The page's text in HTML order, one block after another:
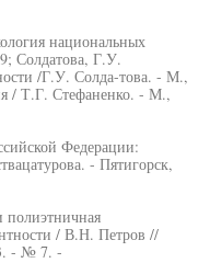
национальных
Солдатова, Г.У.
/Г.У. Солда-това. - М.,
/ Т.Г. Стефаненко. - М.,
Федерации:
- Пятигорск,
/ В.Н. Петров //
- № 7. -